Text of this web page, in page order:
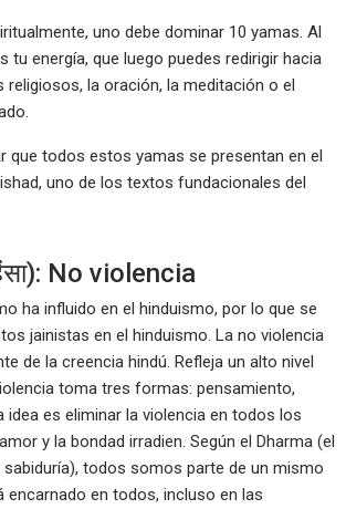
uno debe dominar 10 yamas. Al
tu energía, que luego puedes redirigir hacia
religiosos, la oración, la meditación o el
que todos estos yamas se presentan en el
uno de los textos fundacionales del
No violencia
ha influido en el hinduismo, por lo que se
jainistas en el hinduismo. La no violencia
de la creencia hindú. Refleja un alto nivel
toma tres formas: pensamiento,
idea es eliminar la violencia en todos los
y la bondad irradien. Según el Dharma (el
todos somos parte de un mismo
encarnado en todos, incluso en las